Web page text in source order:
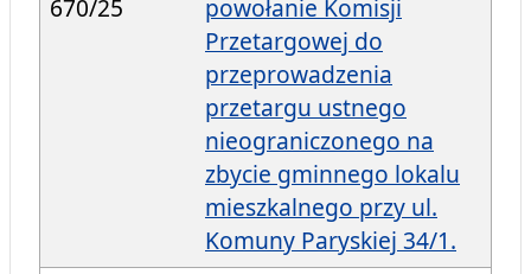
670/25
powołanie Komisji
Przetargowej do
przeprowadzenia
przetargu ustnego
nieograniczonego na
zbycie gminnego lokalu
mieszkalnego przy ul.
Komuny Paryskiej 34/1.